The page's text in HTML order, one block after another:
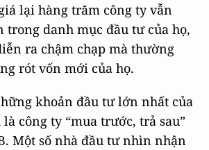
lại hàng trăm công ty vẫn
trong danh mục đầu tư của họ,
ra chậm chạp mà thường
rót vốn mới của họ.
khoản đầu tư lớn nhất của
công ty “mua trước, trả sau”
Một số nhà đầu tư nhìn nhận